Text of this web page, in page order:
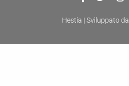
Hestia | Sviluppato da